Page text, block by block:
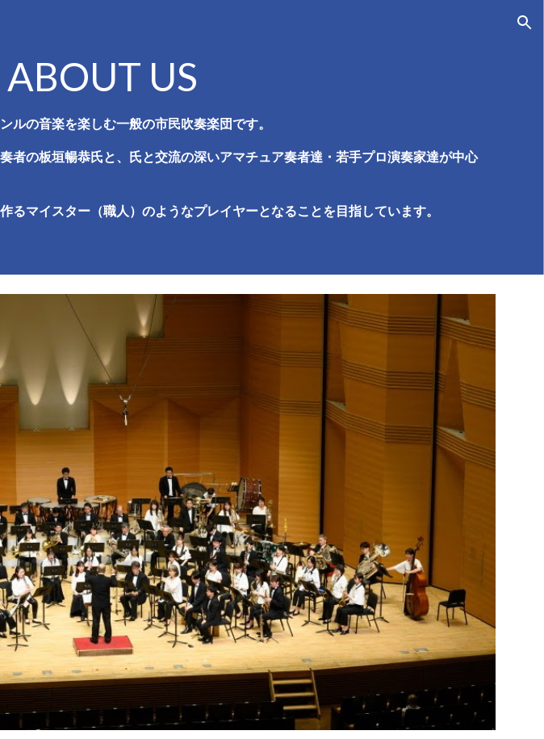
ABOUT US
ルの音楽を楽しむ一般の市民吹奏楽団です。
者の板垣暢恭氏と、氏と交流の深いアマチュア奏者達・若手プロ演奏家達が中心
るマイスター（職人）のようなプレイヤーとなることを目指しています。